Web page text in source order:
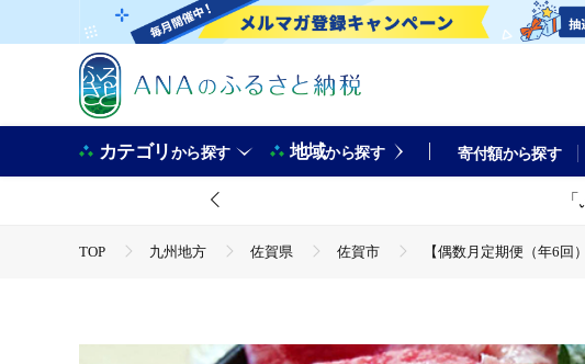
カテゴリから探す 地域から探す 寄付額から探す
TOP 九州地方 佐賀県 佐賀市 【偶数月定期便（年6回